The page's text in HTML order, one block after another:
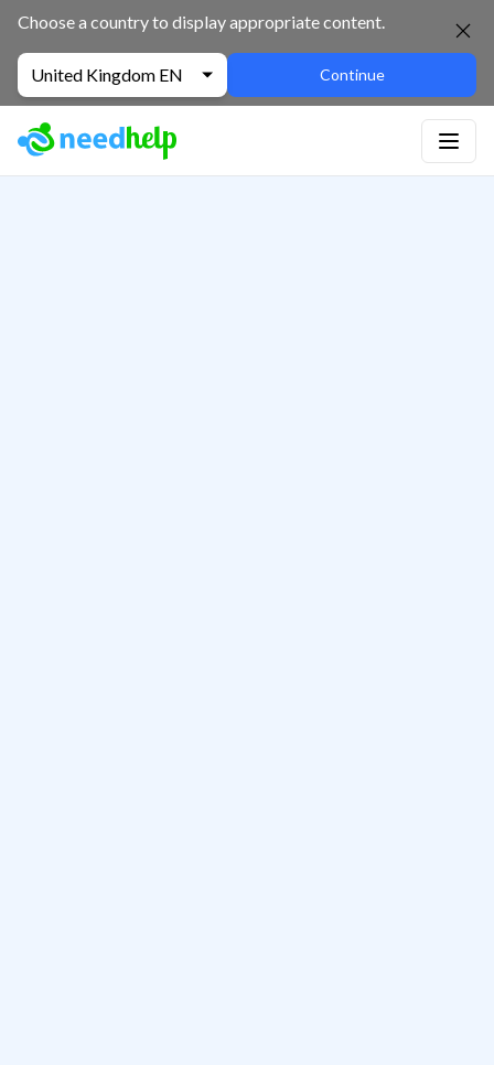
Choose a country to display appropriate content.
United Kingdom EN Continue